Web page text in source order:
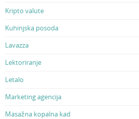
Kripto valute
Kuhinjska posoda
Lavazza
Lektoriranje
Letalo
Marketing agencija
Masažna kopalna kad